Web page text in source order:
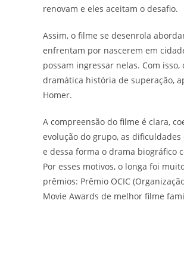
renovam e eles aceitam o desafio.
Assim, o filme se desenrola
enfrentam por nascerem em
possam ingressar nelas. Com
dramática história de superação,
Homer.
A compreensão do filme é clara,
evolução do grupo, as
e dessa forma o drama biográfico
Por esses motivos, o longa foi
prêmios: Prêmio OCIC
Movie Awards de melhor filme